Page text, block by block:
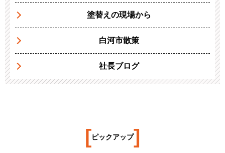
塗替えの現場から
白河市散策
社長ブログ
[ピックアップ]